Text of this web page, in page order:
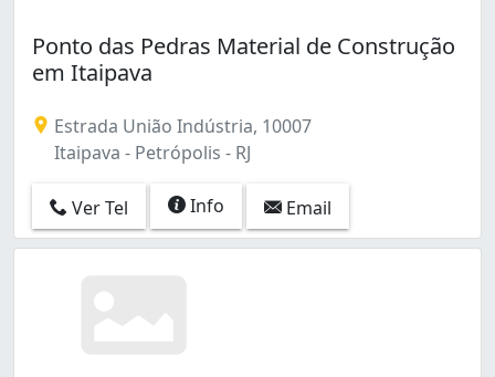
Ponto das Pedras Material de Construção
em Itaipava
Estrada União Indústria, 10007
Itaipava - Petrópolis - RJ
Ver Tel Info Email